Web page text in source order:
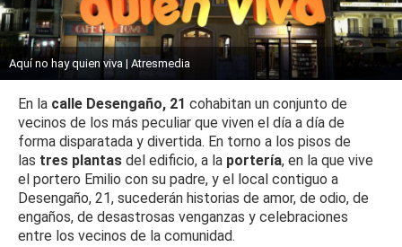
Aquí no hay quien viva | Atresmedia
En la calle Desengaño, 21 cohabitan un conjunto de
vecinos de los más peculiar que viven el día a día de
forma disparatada y divertida. En torno a los pisos de
las tres plantas del edificio, a la portería, en la que vive
el portero Emilio con su padre, y el local contiguo a
Desengaño, 21, sucederán historias de amor, de odio, de
engaños, de desastrosas venganzas y celebraciones
entre los vecinos de la comunidad.